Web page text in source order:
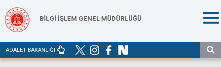
BİLGİ İŞLEM GENEL MÜDÜRLÜĞÜ
ADALET BAKANLIĞI